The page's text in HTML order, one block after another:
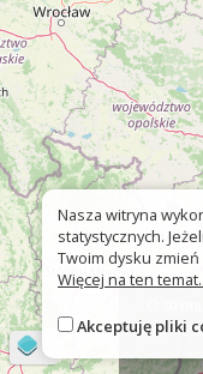
Znak nie
Nasza witryna
statystycznych.
Twoim dysku
Więcej na ten
Akceptuję pliki